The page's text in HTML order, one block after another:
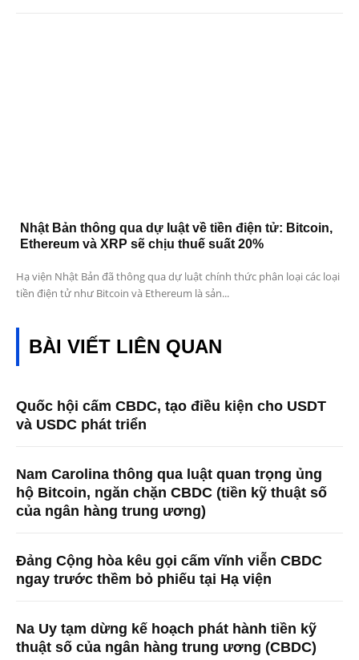
Nhật Bản thông qua dự luật về tiền điện tử: Bitcoin,
Ethereum và XRP sẽ chịu thuế suất 20%
Hạ viện Nhật Bản đã thông qua dự luật chính thức phân loại các loại
tiền điện tử như Bitcoin và Ethereum là sản...
BÀI VIẾT LIÊN QUAN
Quốc hội cấm CBDC, tạo điều kiện cho USDT
và USDC phát triển
Nam Carolina thông qua luật quan trọng ủng
hộ Bitcoin, ngăn chặn CBDC (tiền kỹ thuật số
của ngân hàng trung ương)
Đảng Cộng hòa kêu gọi cấm vĩnh viễn CBDC
ngay trước thềm bỏ phiếu tại Hạ viện
Na Uy tạm dừng kế hoạch phát hành tiền kỹ
thuật số của ngân hàng trung ương (CBDC)